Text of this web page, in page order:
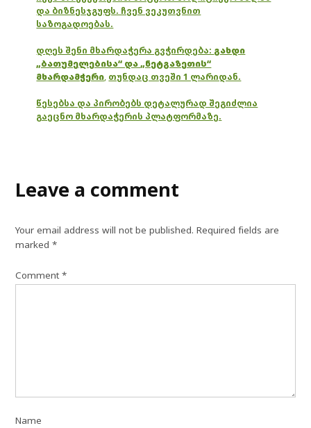
და ბიზნესჯგუფს. ჩვენ ვეკუთვნით
საზოგადოებას.
დღეს შენი მხარდაჭერა გვჭირდება: გახდი
„ბათუმელებისა“ და „ნეტგაზეთის“
მხარდამჭერი, თუნდაც თვეში 1 ლარიდან.
წესებსა და პირობებს დეტალურად შეგიძლია
გაეცნო მხარდაჭერის პლატფორმაზე.
Leave a comment
Your email address will not be published. Required fields are
marked*
Comment*
Name